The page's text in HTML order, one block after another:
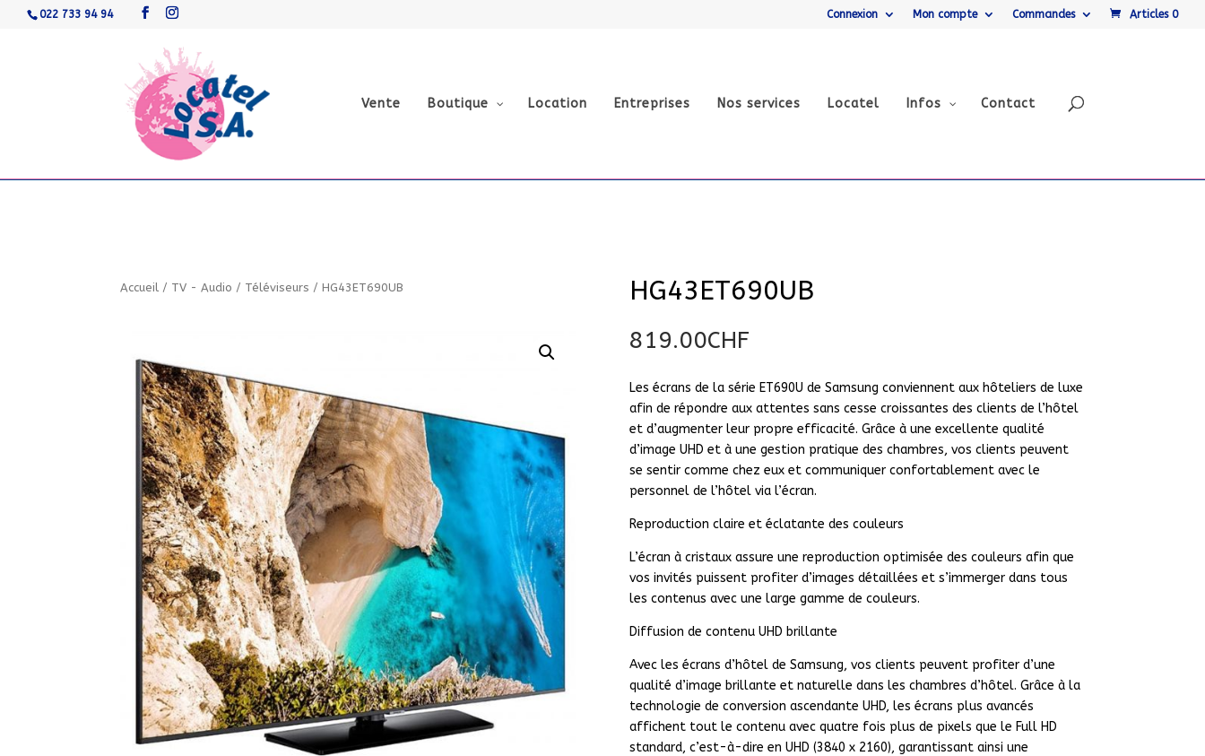
022 733 94 94 Connexion Mon compte Commandes Articles 0
Vente Boutique Location Entreprises Nos services Locatel Infos Contact
Accueil / TV - Audio / Téléviseurs /HG43ET690UB HG43ET690UB
819.00CHF
Les écrans de la série ET690U de Samsung conviennent aux hôteliers de luxe
afin de répondre aux attentes sans cesse croissantes des clients de l’hôtel
et d’augmenter leur propre efficacité. Grâce à une excellente qualité
d’image UHD et à une gestion pratique des chambres, vos clients peuvent
se sentir comme chez eux et communiquer confortablement avec le
personnel de l’hôtel via l’écran.
Reproduction claire et éclatante des couleurs
L’écran à cristaux assure une reproduction optimisée des couleurs afin que
vos invités puissent profiter d’images détaillées et s’immerger dans tous
les contenus avec une large gamme de couleurs.
Diffusion de contenu UHD brillante
Avec les écrans d’hôtel de Samsung, vos clients peuvent profiter d’une
qualité d’image brillante et naturelle dans les chambres d’hôtel. Grâce à la
technologie de conversion ascendante UHD, les écrans plus avancés
affichent tout le contenu avec quatre fois plus de pixels que le Full HD
standard, c’est-à-dire en UHD (3840 x 2160), garantissant ainsi une